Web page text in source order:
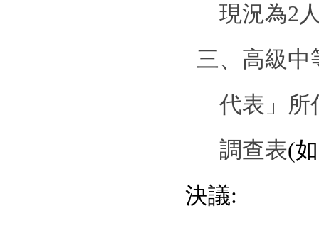
現況為2
三、高級中
代表」所
調查表(
決議: